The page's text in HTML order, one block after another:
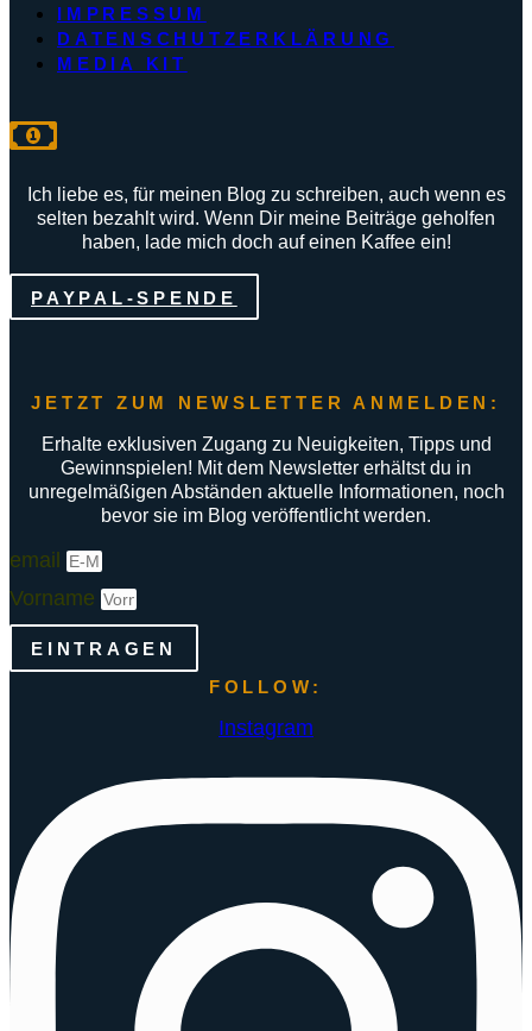
IMPRESSUM
DATENSCHUTZERKLÄRUNG
MEDIA KIT
Ich liebe es, für meinen Blog zu schreiben, auch wenn es
selten bezahlt wird. Wenn Dir meine Beiträge geholfen
haben, lade mich doch auf einen Kaffee ein!
PAYPAL-SPENDE
JETZT ZUM NEWSLETTER ANMELDEN:
Erhalte exklusiven Zugang zu Neuigkeiten, Tipps und
Gewinnspielen! Mit dem Newsletter erhältst du in
unregelmäßigen Abständen aktuelle Informationen, noch
bevor sie im Blog veröffentlicht werden.
email
Vorname
EINTRAGEN
FOLLOW:
Instagram